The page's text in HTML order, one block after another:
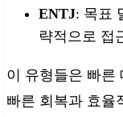
ENTJ: 목표
략적으로 접
이 유형들은 빠른
빠른 회복과 효율